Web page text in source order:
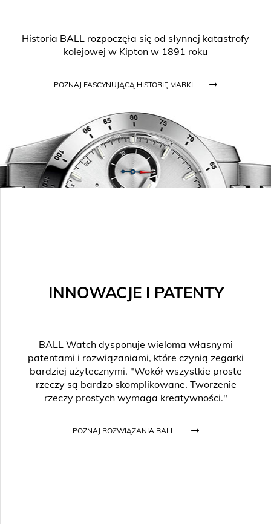
Historia BALL rozpoczęła się od słynnej katastrofy
kolejowej w Kipton w 1891 roku
POZNAJ FASCYNUJĄCĄ HISTORIĘ MARKI
INNOWACJE I PATENTY
BALL Watch dysponuje wieloma własnymi
patentami i rozwiązaniami, które czynią zegarki
bardziej użytecznymi. "Wokół wszystkie proste
rzeczy są bardzo skomplikowane. Tworzenie
rzeczy prostych wymaga kreatywności."
POZNAJ ROZWIĄZANIA BALL